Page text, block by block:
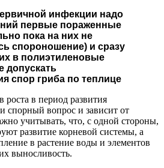
инфекции надо
первые пораженные
пока на них не
спороношение) и сразу
в полиэтиленовые
допускать
спор гриба по теплице
роста в период развития
спорный вопрос и зависит от
учитывать, что, с одной стороны,
развитие корневой системы, а
в растение воды и элементов
выносливость.